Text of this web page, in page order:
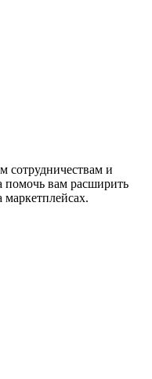
сотрудничествам и
помочь вам расширить